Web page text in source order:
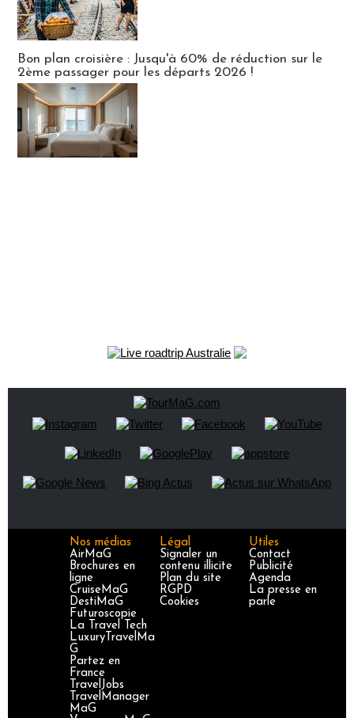
Bon plan croisière : Jusqu'à 60% de réduction sur le
2ème passager pour les départs 2026 !
Nos médias
AirMaG
Brochures en
ligne
CruiseMaG
DestiMaG
Futuroscopie
La Travel Tech
LuxuryTravelMa
G
Partez en
France
TravelJobs
TravelManager
MaG
Légal
Signaler un
contenu illicite
Plan du site
RGPD
Cookies
Utiles
Contact
Publicité
Agenda
La presse en
parle